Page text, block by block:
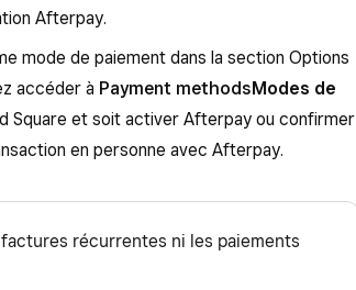
Afterpay.
mode de paiement dans la section Options
accéder à Payment methods Modes de
Square et soit activer Afterpay ou confirmer
en personne avec Afterpay.
récurrentes ni les paiements